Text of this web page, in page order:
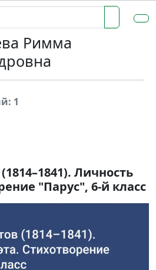
Римма
1
Личность
"Парус", 6-й класс